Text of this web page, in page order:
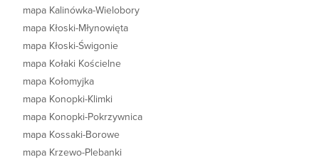
mapa Kalinówka-Wielobory
mapa Kłoski-Młynowięta
mapa Kłoski-Świgonie
mapa Kołaki Kościelne
mapa Kołomyjka
mapa Konopki-Klimki
mapa Konopki-Pokrzywnica
mapa Kossaki-Borowe
mapa Krzewo-Plebanki